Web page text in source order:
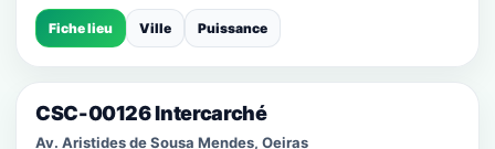
Fiche lieu Ville Puissance
CSC-00126 Intercarché
Av. Aristides de Sousa Mendes, Oeiras